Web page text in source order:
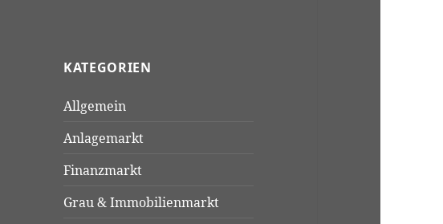
KATEGORIEN
Allgemein
Anlagemarkt
Finanzmarkt
Grau & Immobilienmarkt